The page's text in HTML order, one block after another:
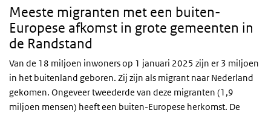
Meeste migranten met een buiten-
Europese afkomst in grote gemeenten in
de Randstand
Van de 18 miljoen inwoners op 1 januari 2025 zijn er 3 miljoen
in het buitenland geboren. Zij zijn als migrant naar Nederland
gekomen. Ongeveer tweederde van deze migranten (1,9
miljoen mensen) heeft een buiten-Europese herkomst. De